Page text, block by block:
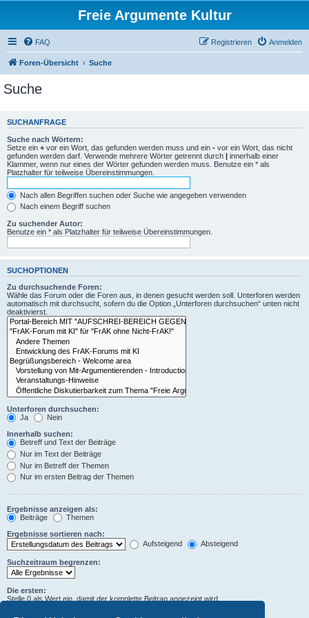
Freie Argumente Kultur
FAQ Anmelden
Registrieren
Foren-Übersicht Suche
Suche
SUCHANFRAGE
Suche nach Wörtern:
Setze ein + vor ein Wort, das gefunden werden muss und ein - vor ein Wort, das nicht
gefunden werden darf. Verwende mehrere Wörter getrennt durch | innerhalb einer
Klammer, wenn nur eines der Wörter gefunden werden muss. Benutze ein * als
Platzhalter für teilweise Übereinstimmungen.
Nach allen Begriffen suchen oder Suche wie angegeben verwenden
Nach einem Begriff suchen
Zu suchender Autor:
Benutze ein * als Platzhalter für teilweise Übereinstimmungen.
SUCHOPTIONEN
Zu durchsuchende Foren:
Wähle das Forum oder die Foren aus, in denen gesucht werden soll. Unterforen werden
automatisch mit durchsucht, sofern du die Option „Unterforen durchsuchen“ unten nicht
deaktivierst.
Unterforen durchsuchen:
Ja
Nein
Innerhalb suchen:
Betreff und Text der Beiträge
Nur im Text der Beiträge
Nur im Betreff der Themen
Nur im ersten Beitrag der Themen
Ergebnisse anzeigen als:
Beiträge
Themen
Ergebnisse sortieren nach:
Aufsteigend
Absteigend
Suchzeitraum begrenzen:
Die ersten:
Stelle 0 als Wert ein, damit der komplette Beitrag angezeigt wird.